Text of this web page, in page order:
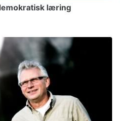
læring